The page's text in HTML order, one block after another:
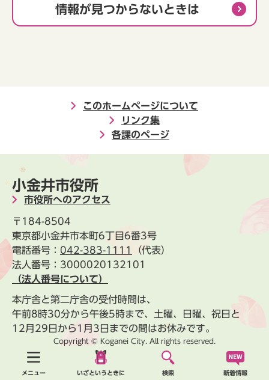
メニュー いざというときに 検索 新着情報
情報が見つからないときは
このホームページについて
リンク集
各課のページ
小金井市役所
市役所へのアクセス
〒184-8504
東京都小金井市本町6丁目6番3号
電話番号： 042-383-1111
（代表）
法人番号：3000020132101
（法人番号について）
本庁舎と第二庁舎の受付時間は、
午前8時30分から午後5時まで、土曜、日曜、祝日と
12月29日から1月3日までの間はお休みです。
Copyright © Koganei City. All rights reserved.